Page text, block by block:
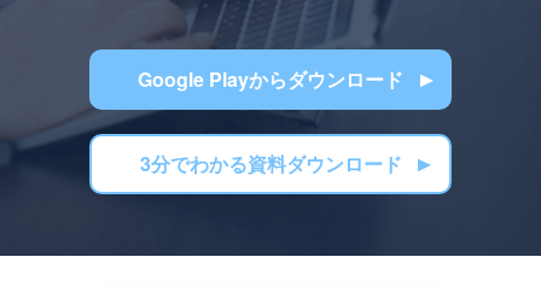
Google Playからダウンロード
3分でわかる資料ダウンロード